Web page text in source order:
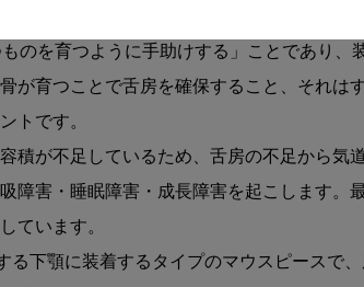
での空間のことですから、そこを育てると
のを育つように手助けする」ことであり、
が育つことで舌房を確保すること、それは
トです。
積が不足しているため、舌房の不足から気
障害・睡眠障害・成長障害を起こします。
ています。
る下顎に装着するタイプのマウスピースで